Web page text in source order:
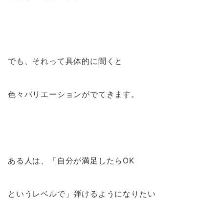
でも、それって具体的に聞くと
色々バリエーションがでてきます。
ある人は、「自分が満足したらOK
というレベルで」弾けるようになりたい